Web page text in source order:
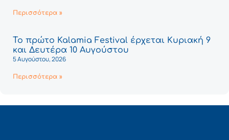
Περισσότερα »
Το πρώτο Kalamia Festival έρχεται Κυριακή 9
και Δευτέρα 10 Αυγούστου
5 Αυγούστου, 2026
Περισσότερα »